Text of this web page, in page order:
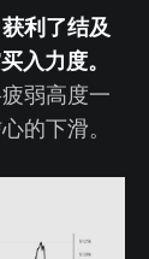
利了结及
入力度。
弱高度一
的下滑。